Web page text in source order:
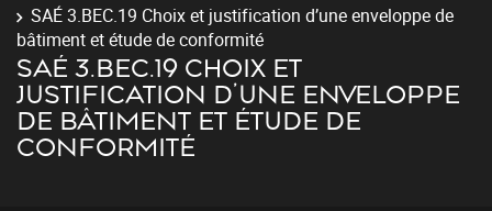
SAÉ 3.BEC.19 Choix et justification d’une enveloppe de
bâtiment et étude de conformité
SAÉ 3.BEC.19 CHOIX ET
JUSTIFICATION D’UNE ENVELOPPE
DE BÂTIMENT ET ÉTUDE DE
CONFORMITÉ